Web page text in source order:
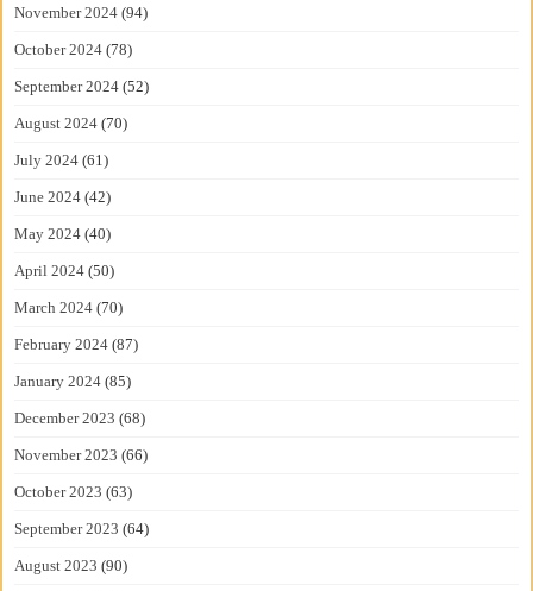
November 2024 (94)
October 2024 (78)
September 2024 (52)
August 2024 (70)
July 2024 (61)
June 2024 (42)
May 2024 (40)
April 2024 (50)
March 2024 (70)
February 2024 (87)
January 2024 (85)
December 2023 (68)
November 2023 (66)
October 2023 (63)
September 2023 (64)
August 2023 (90)